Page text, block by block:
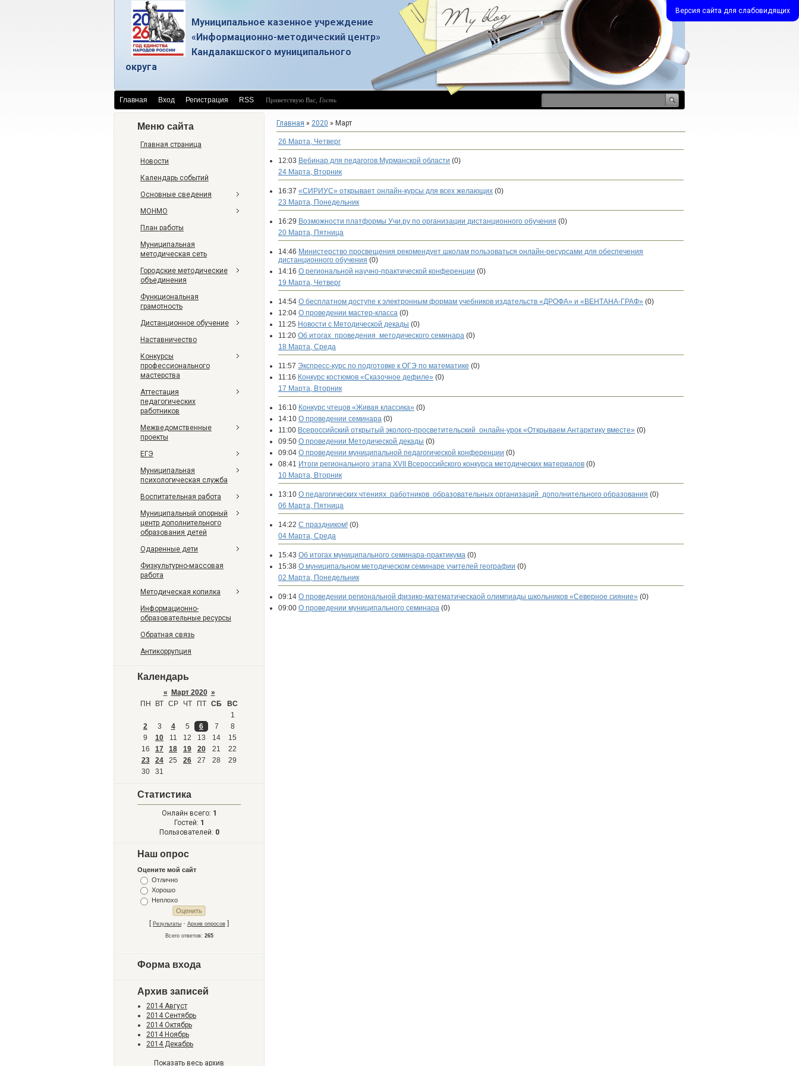
Версия сайта для слабовидящих
Муниципальное казенное учреждение
«Информационно-методический центр»
Кандалакшского муниципального
округа
Главная Вход Регистрация RSS Приветствую Вас Гость
Меню сайта
Главная страница
Новости
Календарь событий
Основные сведения
МОНМО
План работы
Муниципальная
методическая сеть
Городские методические
объединения
Функциональная
грамотность
Дистанционное обучение
Наставничество
Конкурсы
профессионального
мастерства
Аттестация
педагогических
работников
Межведомственные
проекты
ЕГЭ
Муниципальная
психологическая служба
Воспитательная работа
Муниципальный опорный
центр дополнительного
образования детей
Одаренные дети
Физкультурно-массовая
работа
Методическая копилка
Информационно-
образовательные ресурсы
Обратная связь
Антикоррупция
Календарь
« Март 2020 »
ПН
ВТ СР ЧТ ПТ СБ
ВС
1
2
3 4 5 6 7
8
9
10 11 12 13 14
15
16
17 18 19 20 21
22
23
24 25 26 27 28
29
30
31
Статистика
Онлайн всего: 1
Гостей: 1
Пользователей: 0
Наш опрос
Оцените мой сайт
Отлично
Хорошо
Неплохо
[ Результаты · Архив опросов ]
Всего ответов: 265
Форма входа
Архив записей
2014 Август
2014 Сентябрь
2014 Октябрь
2014 Ноябрь
2014 Декабрь
Показать весь архив
Главная » 2020 » Март
26 Марта, Четверг
12:03 Вебинар для педагогов Мурманской области (0)
24 Марта, Вторник
16:37 «СИРИУС» открывает онлайн-курсы для всех желающих (0)
23 Марта, Понедельник
16:29 Возможности платформы Учи.ру по организации дистанционного обучения (0)
20 Марта, Пятница
14:46 Министерство просвещения рекомендует школам пользоваться онлайн-ресурсами для обеспечения
дистанционного обучения (0)
14:16 О региональной научно-практической конференции (0)
19 Марта, Четверг
14:54 О бесплатном доступе к электронным формам учебников издательств «ДРОФА» и «ВЕНТАНА-ГРАФ» (0)
12:04 О проведении мастер-класса (0)
11:25 Новости с Методической декады (0)
11:20 Об итогах проведения методического семинара (0)
18 Марта, Среда
11:57 Экспресс-курс по подготовке к ОГЭ по математике (0)
11:16 Конкурс костюмов «Сказочное дефиле» (0)
17 Марта, Вторник
16:10 Конкурс чтецов «Живая классика» (0)
14:10 О проведении семинара (0)
11:00 Всероссийский открытый эколого-просветительский онлайн-урок «Открываем Антарктику вместе» (0)
09:50 О проведении Методической декады (0)
09:04 О проведении муниципальной педагогической конференции (0)
08:41 Итоги регионального этапа XVII Всероссийского конкурса методических материалов (0)
10 Марта, Вторник
13:10 О педагогических чтениях работников образовательных организаций дополнительного образования (0)
06 Марта, Пятница
14:22 С праздником! (0)
04 Марта, Среда
15:43 Об итогах муниципального семинара-практикума (0)
15:38 О муниципальном методическом семинаре учителей географии (0)
02 Марта, Понедельник
09:14 О проведении региональной физико-математическаой олимпиады школьников «Северное сияние» (0)
09:00 О проведении муниципального семинара (0)